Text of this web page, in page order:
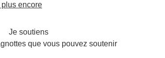
encore
Je soutiens
que vous pouvez soutenir